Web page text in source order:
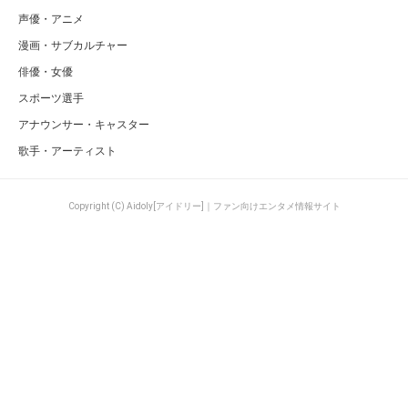
声優・アニメ
漫画・サブカルチャー
俳優・女優
スポーツ選手
アナウンサー・キャスター
歌手・アーティスト
Copyright (C) Aidoly[アイドリー]｜ファン向けエンタメ情報サイト